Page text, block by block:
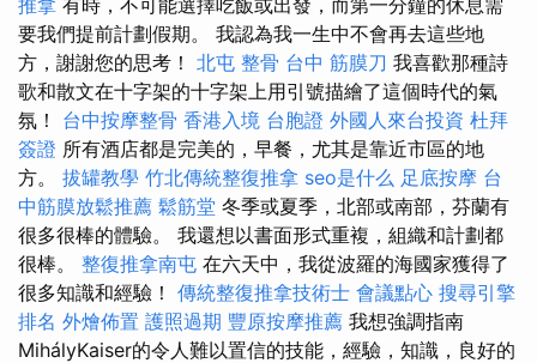
推拿 有時，不可能選擇吃飯或出發，而第一分鐘的休息需
要我們提前計劃假期。 我認為我一生中不會再去這些地
方，謝謝您的思考！ 北屯 整骨 台中 筋膜刀 我喜歡那種詩
歌和散文在十字架的十字架上用引號描繪了這個時代的氣
氛！ 台中按摩整骨 香港入境 台胞證 外國人來台投資 杜拜
簽證 所有酒店都是完美的，早餐，尤其是靠近市區的地
方。 拔罐教學 竹北傳統整復推拿 seo是什么 足底按摩 台
中筋膜放鬆推薦 鬆筋堂 冬季或夏季，北部或南部，芬蘭有
很多很棒的體驗。 我還想以書面形式重複，組織和計劃都
很棒。 整復推拿南屯 在六天中，我從波羅的海國家獲得了
很多知識和經驗！ 傳統整復推拿技術士 會議點心 搜尋引擎
排名 外燴佈置 護照過期 豐原按摩推薦 我想強調指南
MihályKaiser的令人難以置信的技能，經驗，知識，良好的